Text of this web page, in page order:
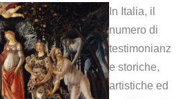
In Italia, il
numero di
testimonianz
e storiche,
artistiche ed